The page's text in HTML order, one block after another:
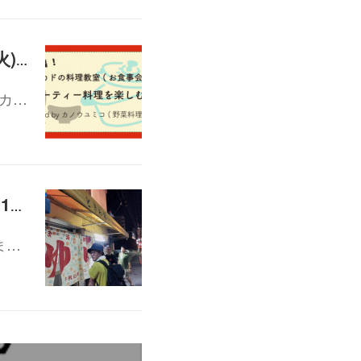
カドの料理教室（番外編）「パーティー料理を楽しむ会」12/26(火)19:00-21:30
…
NAWATE PROJECT 夜の茶話会vol.6 「奉還町 幻の4丁目会議」12/19(火)19:30-21:00
…